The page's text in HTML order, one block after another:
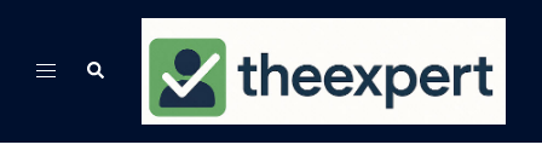
content
Search
Toggle